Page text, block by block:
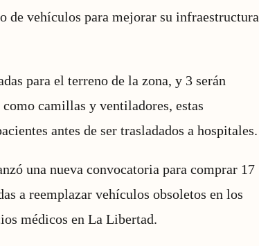
de vehículos para mejorar su infraestructura
para el terreno de la zona, y 3 serán
camillas y ventiladores, estas
antes de ser trasladados a hospitales.
una nueva convocatoria para comprar 17
a reemplazar vehículos obsoletos en los
médicos en La Libertad.